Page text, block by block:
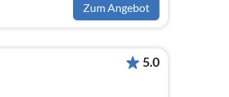
Zum Angebot
5.0